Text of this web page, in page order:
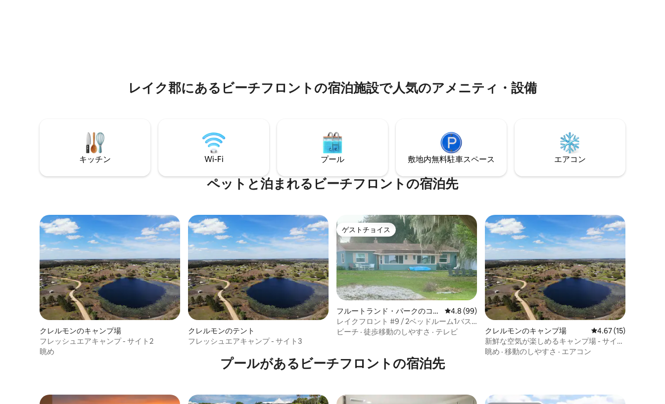
＆レイクに面した2つの専用バルコニー。
レインシャワーヘッド2つ、ウォールジェ
立したエントリーがあります。
レイク郡にあるビーチフロントの宿泊施設で人気のアメニティ・設備
キッチン Wi-Fi プール 敷地内無料駐⁠車ス⁠ペ⁠ー⁠ス エアコン
ペットと泊まれるビーチフロントの宿泊先
クレルモンのキャンプ場
フレッシュエアキャンプ - サイト2
眺め
クレルモンのテント
フレッシュエアキャンプ - サイト3
ゲストチョイス
ゲストチョイス
フルートランド・パークのコテ
ージ
レビュー99件、5つ星中4.8つ星の平均評価
4.8 (99)
レイクフロント #9 / 2ベッドルーム1バス
ルームBoatlift-dock Harris Chain
ビーチ · 徒歩移動のしやすさ · テレビ クレルモンのキャンプ場 レビュー15件、5つ
4.67 (15)
新鮮な空気が楽しめるキャンプ場 - サイト
1
眺め · 移動のしやすさ · エアコン
プールがあるビーチフロントの宿泊先